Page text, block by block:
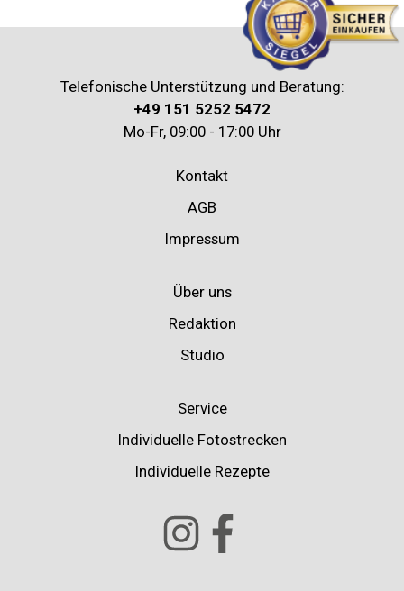
Telefonische Unterstützung und Beratung:
+49 151 5252 5472
Mo-Fr, 09:00 - 17:00 Uhr
Kontakt
AGB
Impressum
Über uns
Redaktion
Studio
Service
Individuelle Fotostrecken
Individuelle Rezepte